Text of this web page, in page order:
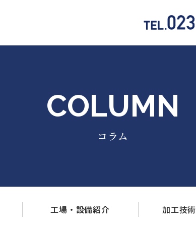
COLUMN
コラム
工場・設備紹介 加工技術